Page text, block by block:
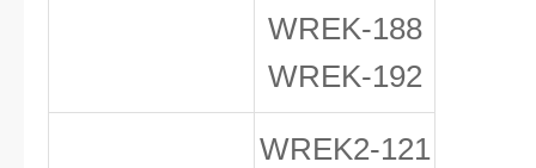
WREK-188
WREK-192
WREK2-121